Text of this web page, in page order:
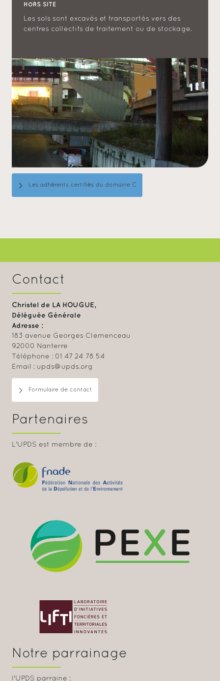
HORS SITE
Les sols sont excavés et transportés vers des
centres collectifs de traitement ou de stockage.
Les adhérents certifiés du domaine C
Contact
Christel de LA HOUGUE,
Déléguée Générale
Adresse :
183 avenue Georges Clemenceau
92000 Nanterre
Téléphone : 01 47 24 78 54
Email : upds@upds.org
Formulaire de contact
Partenaires
L'UPDS est membre de :
Notre parrainage
l'UPDS parraine :